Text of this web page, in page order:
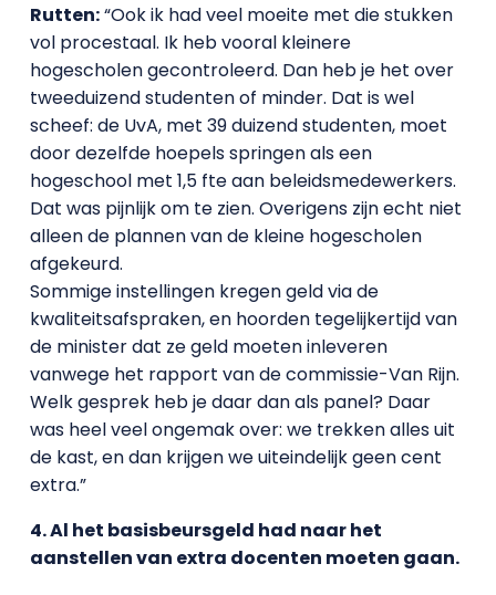
Rutten:“Ook ik had veel moeite met die stukken
vol procestaal. Ik heb vooral kleinere
hogescholen gecontroleerd. Dan heb je het over
tweeduizend studenten of minder. Dat is wel
scheef: de UvA, met 39 duizend studenten, moet
door dezelfde hoepels springen als een
hogeschool met 1,5 fte aan beleidsmedewerkers.
Dat was pijnlijk om te zien. Overigens zijn echt niet
alleen de plannen van de kleine hogescholen
afgekeurd.
Sommige instellingen kregen geld via de
kwaliteitsafspraken, en hoorden tegelijkertijd van
de minister dat ze geld moeten inleveren
vanwege het rapport van de commissie-Van Rijn.
Welk gesprek heb je daar dan als panel? Daar
was heel veel ongemak over: we trekken alles uit
de kast, en dan krijgen we uiteindelijk geen cent
extra.”
4. Al het basisbeursgeld had naar het
aanstellen van extra docenten moeten gaan.